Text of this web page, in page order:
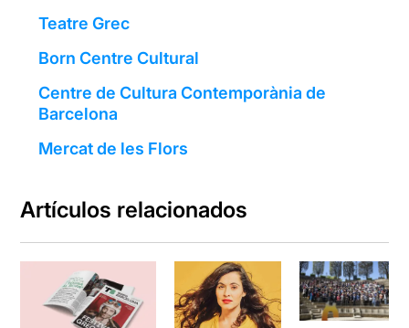
Teatre Grec
Born Centre Cultural
Centre de Cultura Contemporània de
Barcelona
Mercat de les Flors
Artículos relacionados